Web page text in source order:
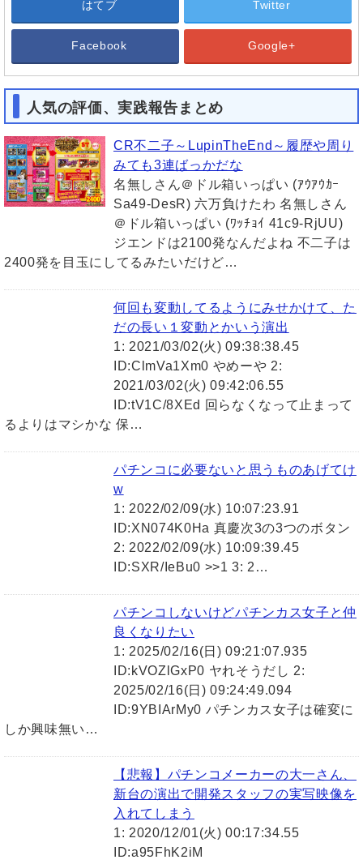
はてブ Twitter
Facebook Google+
人気の評価、実践報告まとめ
CR不二子～LupinTheEnd～履歴や周り
みても3連ばっかだな
名無しさん＠ドル箱いっぱい (ｱｳｱｳｶｰ
Sa49-DesR) 六万負けたわ 名無しさん
＠ドル箱いっぱい (ﾜｯﾁｮｲ 41c9-RjUU)
ジエンドは2100発なんだよね 不二子は
2400発を目玉にしてるみたいだけど…
何回も変動してるようにみせかけて、た
だの長い１変動とかいう演出
1: 2021/03/02(火) 09:38:38.45
ID:ClmVa1Xm0 やめーや 2:
2021/03/02(火) 09:42:06.55
ID:tV1C/8XEd 回らなくなって止まって
るよりはマシかな 保…
パチンコに必要ないと思うものあげてけ
w
1: 2022/02/09(水) 10:07:23.91
ID:XN074K0Ha 真慶次3の3つのボタン
2: 2022/02/09(水) 10:09:39.45
ID:SXR/IeBu0 >>1 3: 2…
パチンコしないけどパチンカス女子と仲
良くなりたい
1: 2025/02/16(日) 09:21:07.935
ID:kVOZlGxP0 ヤれそうだし 2:
2025/02/16(日) 09:24:49.094
ID:9YBIArMy0 パチンカス女子は確変に
しか興味無い…
【悲報】パチンコメーカーの大一さん、
新台の演出で開発スタッフの実写映像を
入れてしまう
1: 2020/12/01(火) 00:17:34.55
ID:a95FhK2iM